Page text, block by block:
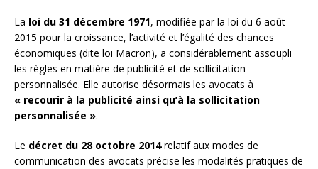
La loi du 31 décembre 1971, modifiée par la loi du 6 août
2015 pour la croissance, l’activité et l’égalité des chances
économiques (dite loi Macron), a considérablement assoupli
les règles en matière de publicité et de sollicitation
personnalisée. Elle autorise désormais les avocats à
« recourir à la publicité ainsi qu’à la sollicitation
personnalisée ».
Le décret du 28 octobre 2014relatif aux modes de
communication des avocats précise les modalités pratiques de